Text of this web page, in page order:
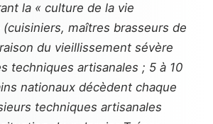
la « culture de la vie
maîtres brasseurs de
du vieillissement sévère
techniques artisanales ; 5 à 10
nationaux décèdent chaque
techniques artisanales